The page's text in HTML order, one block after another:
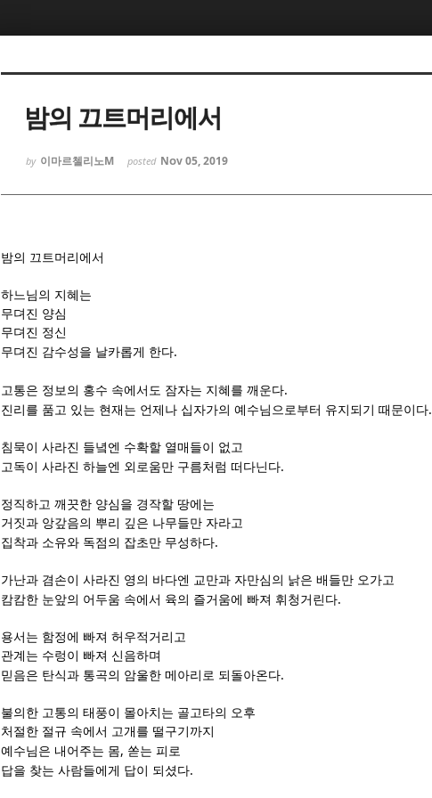
밤의 끄트머리에서
by 이마르첼리노M posted Nov 05, 2019
밤의 끄트머리에서
하느님의 지혜는
무뎌진 양심
무뎌진 정신
무뎌진 감수성을 날카롭게 한다.
고통은 정보의 홍수 속에서도 잠자는 지혜를 깨운다.
진리를 품고 있는 현재는 언제나 십자가의 예수님으로부터 유지되기 때문이다.
침묵이 사라진 들녘엔 수확할 열매들이 없고
고독이 사라진 하늘엔 외로움만 구름처럼 떠다닌다.
정직하고 깨끗한 양심을 경작할 땅에는
거짓과 앙갚음의 뿌리 깊은 나무들만 자라고
집착과 소유와 독점의 잡초만 무성하다.
가난과 겸손이 사라진 영의 바다엔 교만과 자만심의 낡은 배들만 오가고
캄캄한 눈앞의 어두움 속에서 육의 즐거움에 빠져 휘청거린다.
용서는 함정에 빠져 허우적거리고
관계는 수렁이 빠져 신음하며
믿음은 탄식과 통곡의 암울한 메아리로 되돌아온다.
불의한 고통의 태풍이 몰아치는 골고타의 오후
처절한 절규 속에서 고개를 떨구기까지
예수님은 내어주는 몸, 쏟는 피로
답을 찾는 사람들에게 답이 되셨다.
Sketchbook5, 스케치북5
Sketchbook5, 스케치북5